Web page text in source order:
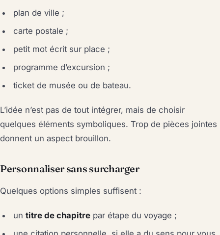
plan de ville ;
carte postale ;
petit mot écrit sur place ;
programme d’excursion ;
ticket de musée ou de bateau.
L’idée n’est pas de tout intégrer, mais de choisir
quelques éléments symboliques. Trop de pièces jointes
donnent un aspect brouillon.
Personnaliser sans surcharger
Quelques options simples suffisent :
untitre de chapitre par étape du voyage ;